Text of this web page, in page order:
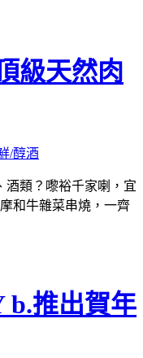
級天然肉
酒類？嚟裕千家喇，宜
和牛雜菜串燒，一齊
b.推出賀年